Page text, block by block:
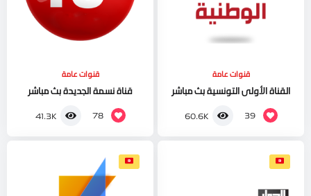
قنوات عامة
القناة الأولى التونسية بث مباشر
39
60.6K
قنوات عامة
قناة نسمة الجديدة بث مباشر
78
41.3K